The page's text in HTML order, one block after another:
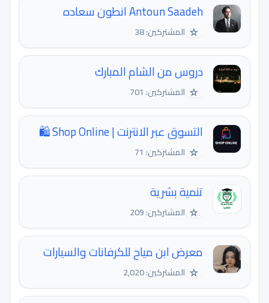
Antoun Saadeh انطون سعاده
☆ المشتركين: 38
دروس من الشام المبارك
☆ المشتركين: 701
التسوق عبر الانترنت | Shop Online 🛍️
☆ المشتركين: 71
تنمية بشرية
☆ المشتركين: 209
معرض ابن مياح للكرفانات والسيارات
☆ المشتركين: 2,020